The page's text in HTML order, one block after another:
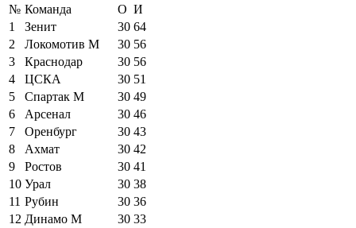
№ Команда О И
1
Зенит 30 64
2
Локомотив М 30 56
3
Краснодар 30 56
4
ЦСКА 30 51
5
Спартак М 30 49
6
Арсенал 30 46
7
Оренбург 30 43
8
Ахмат 30 42
9
Ростов 30 41
10 Урал 30 38
11 Рубин 30 36
12 Динамо М 30 33